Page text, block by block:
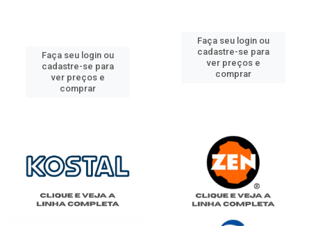
Faça seu login ou
cadastre-se para
ver preços e
comprar
Faça seu login ou
cadastre-se para
ver preços e
comprar